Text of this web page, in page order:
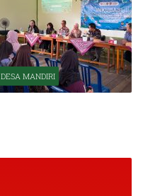
DESA MANDIRI